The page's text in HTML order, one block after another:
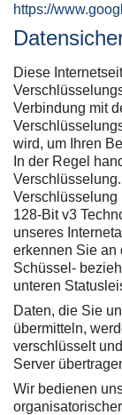
https://
Diese
Verbindung mit
wird, um Ihren
In der Regel
Verschlüsselung
128-Bit v3
unseres
erkennen Sie an
Schüssel-
unteren
Daten, die Sie
übermitteln,
verschlüsselt
Server
Wir bedienen